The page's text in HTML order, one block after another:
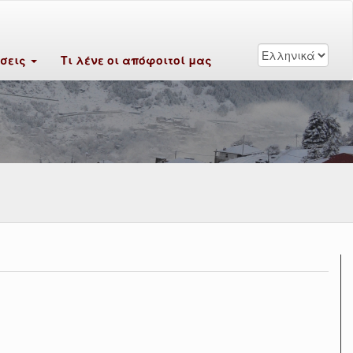
Τι λένε οι απόφοιτοί μας